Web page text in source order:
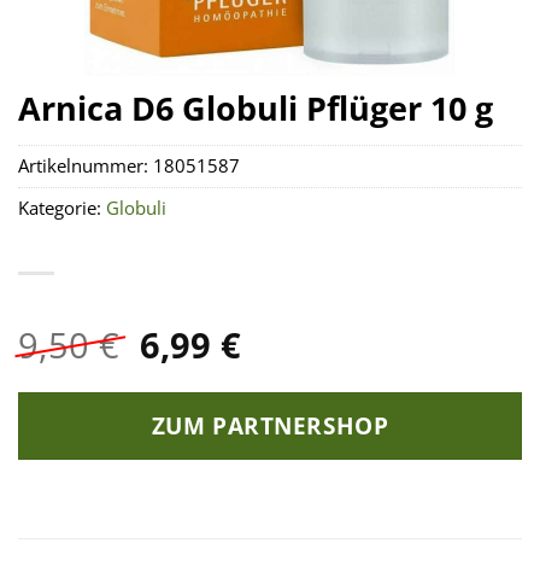
Arnica D6 Globuli Pflüger 10 g
9,50€ Ursprünglicher
Preis
war:
9,50 €
6,99 €Aktueller
ist:
6,99 €.
ZUM PARTNERSHOP
Artikelnummer: 18051587
Kategorie: Globuli